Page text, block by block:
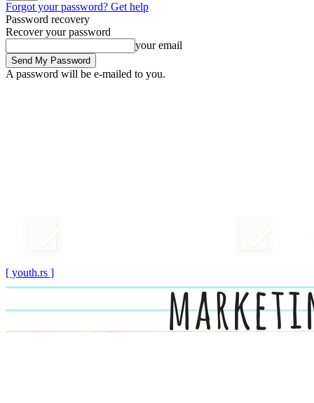
Forgot your password? Get help
Password recovery
Recover your password
your email
A password will be e-mailed to you.
[ youth.rs ]